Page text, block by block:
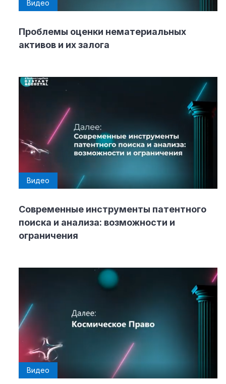
Видео
Проблемы оценки нематериальных
активов и их залога
Видео
Современные инструменты патентного
поиска и анализа: возможности и
ограничения
Видео